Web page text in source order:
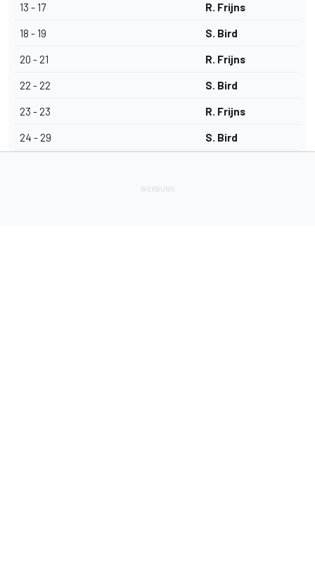
13 - 17 R. Frijns
18 - 19 S. Bird
20 - 21 R. Frijns
22 - 22 S. Bird
23 - 23 R. Frijns
24 - 29 S. Bird